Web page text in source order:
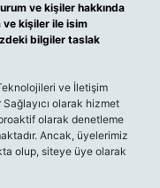
ve kişiler hakkında
ve kişiler ile isim
bilgiler taslak
ve İletişim
olarak hizmet
olarak denetleme
Ancak, üyelerimiz
olup, siteye üye olarak